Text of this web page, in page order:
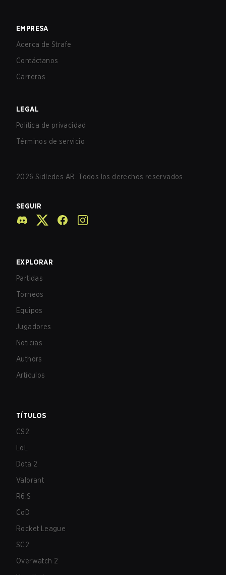
EMPRESA
Acerca de Strafe
Contáctanos
Carreras
LEGAL
Política de privacidad
Términos de servicio
2026 Sidledes AB. Todos los derechos reservados.
SEGUIR
EXPLORAR
Partidas
Torneos
Equipos
Jugadores
Noticias
Authors
Artículos
TÍTULOS
CS2
LoL
Dota 2
Valorant
R6:S
CoD
Rocket League
SC2
Overwatch 2